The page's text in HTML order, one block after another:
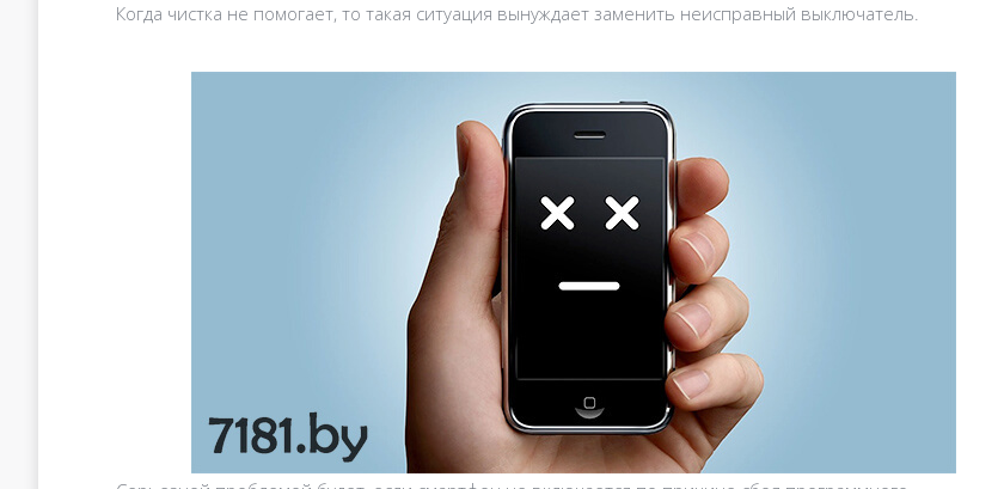
Когда чистка не помогает, то такая ситуация вынуждает заменить неисправный выключатель.